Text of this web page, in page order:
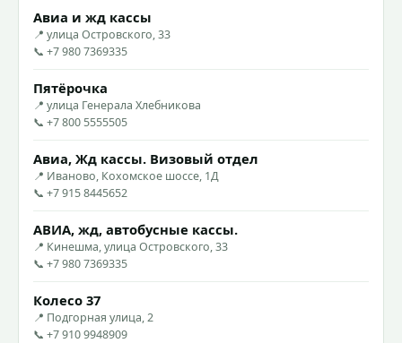
Авиа и жд кассы
📍 улица Островского, 33
📞 +7 980 7369335
Пятёрочка
📍 улица Генерала Хлебникова
📞 +7 800 5555505
Авиа, Жд кассы. Визовый отдел
📍 Иваново, Кохомское шоссе, 1Д
📞 +7 915 8445652
АВИА, жд, автобусные кассы.
📍 Кинешма, улица Островского, 33
📞 +7 980 7369335
Колесо 37
📍 Подгорная улица, 2
📞 +7 910 9948909